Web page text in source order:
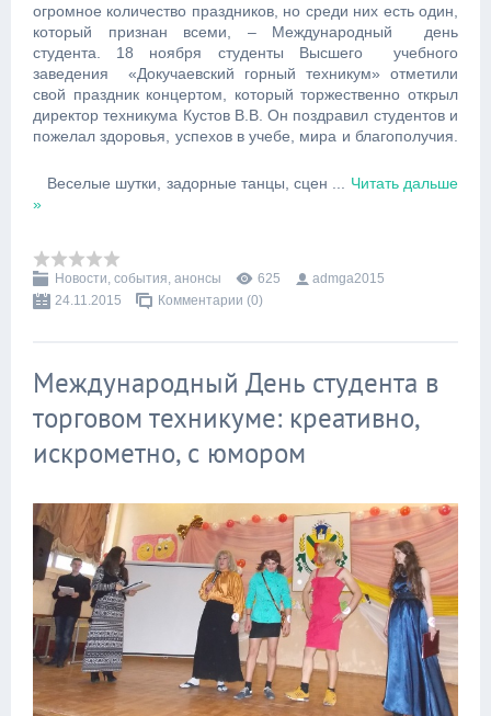
огромное количество праздников, но среди них есть один,
который признан всеми, – Международный день
студента. 18 ноября студенты Высшего учебного
заведения «Докучаевский горный техникум» отметили
свой праздник концертом, который торжественно открыл
директор техникума Кустов В.В. Он поздравил студентов и
пожелал здоровья, успехов в учебе, мира и благополучия.
Веселые шутки, задорные танцы, сцен
Читать дальше
»
Новости, события, анонсы 625
admga2015
24.11.2015
Комментарии (0)
Международный День студента в
торговом техникуме: креативно,
искрометно, с юмором